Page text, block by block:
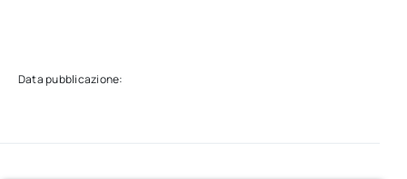
Data pubblicazione: